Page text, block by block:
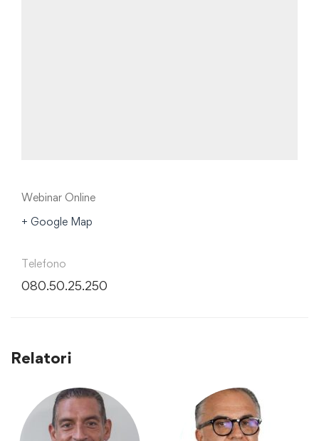
Webinar Online
+ Google Map
Telefono
080.50.25.250
Relatori